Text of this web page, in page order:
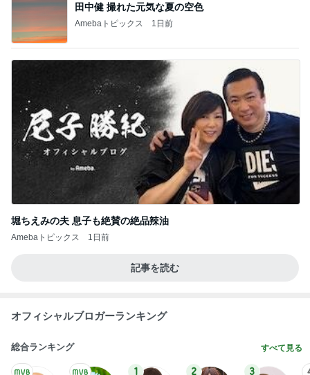
田中健 撮れた元気な夏の空色
Amebaトピックス 1日前
堀ちえみの夫 息子も絶賛の絶品辣油
Amebaトピックス 1日前
記事を読む
オフィシャルブロガーランキング
総合ランキング すべて見る
1 2 3